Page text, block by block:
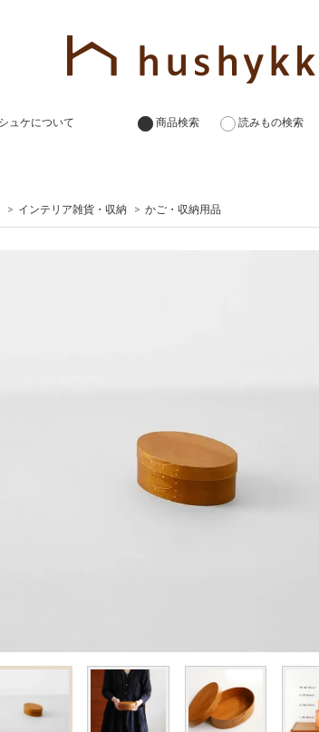
ュケについて 商品検索 読みもの検索
> インテリア雑貨・収納 > かご・収納用品